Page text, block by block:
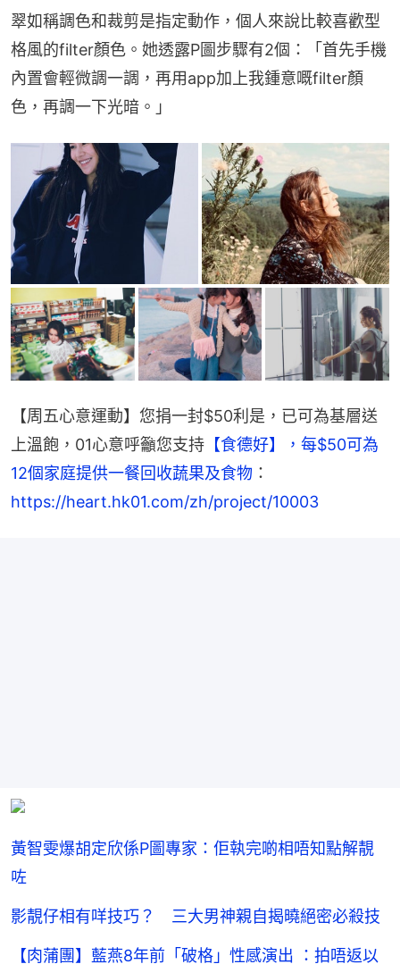
翠如稱調色和裁剪是指定動作，個人來說比較喜歡型
格風的filter顏色。她透露P圖步驟有2個：「首先手機
內置會輕微調一調，再用app加上我鍾意嘅filter顏
色，再調一下光暗。」
【周五心意運動】您捐一封$50利是，已可為基層送
上溫飽，01心意呼籲您支持 【食德好】，每$50可為
12個家庭提供一餐回收蔬果及食物 ：
https://heart.hk01.com/zh/project/10003
黃智雯爆胡定欣係P圖專家：佢執完啲相唔知點解靚
咗
影靚仔相有咩技巧？ 三大男神親自揭曉絕密必殺技
【肉蒲團】藍燕8年前「破格」性感演出 ：拍唔返以